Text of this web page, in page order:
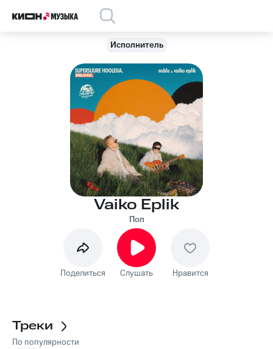
Исполнитель
Vaiko Eplik
Поп
Поделиться Слушать Нравится
Треки
По популярности